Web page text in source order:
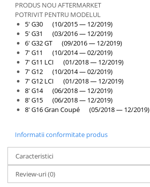
Spălător far
Suport aripa
Suport far
Suport radiator
Traversa
Usa fată
Usa spate
Cutie viteze
Kit revizie
Suport cutie
DIFERENTIAL
PRODUS NOU AFTERMARKET
POTRIVIT PENTRU MODELUL
5' G30 (10/2015 — 12/2019)
5' G31 (03/2016 — 12/2019)
6' G32 GT (09/2016 — 12/2019)
7' G11 (10/2014 — 02/2019)
7' G11 LCI (01/2018 — 12/2019)
7' G12 (10/2014 — 02/2019)
7' G12 LCI (01/2018 — 12/2019)
8' G14 (06/2018 — 12/2019)
8' G15 (06/2018 — 12/2019)
8' G16 Gran Coupé (05/2018 — 12/2019)
Informatii conformitate produs
Caracteristici
Review-uri(0)